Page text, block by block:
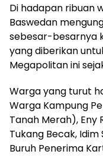
Di hadapan ribuan
Baswedan
sebesar-besarnya
yang diberikan
Megapolitan ini
Warga yang turut
Warga Kampung
Tanah Merah), Eny
Tukang Becak,
Buruh Penerima